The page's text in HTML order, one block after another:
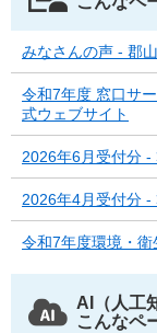
みなさんの声 - 郡
令和7年度 窓口サ
式ウェブサイト
2026年6月受付分 -
2026年4月受付分 -
令和7年度環境・
AI（人工
こんなペ